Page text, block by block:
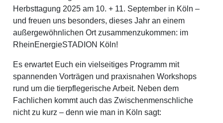
Herbsttagung 2025 am 10. + 11. September in Köln –
und freuen uns besonders, dieses Jahr an einem
außergewöhnlichen Ort zusammenzukommen: im
RheinEnergieSTADION Köln!
Es erwartet Euch ein vielseitiges Programm mit
spannenden Vorträgen und praxisnahen Workshops
rund um die tierpflegerische Arbeit. Neben dem
Fachlichen kommt auch das Zwischenmenschliche
nicht zu kurz – denn wie man in Köln sagt: